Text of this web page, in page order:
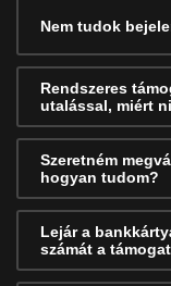
Nem tudok
Rendszeres
utalással, miért
Szeretném
hogyan tudom?
Lejár a
számát a